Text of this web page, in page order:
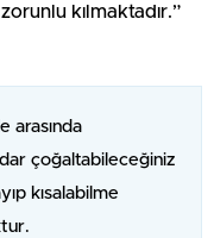
kılmaktadır.”
arasında
çoğaltabileceğiniz
kısalabilme